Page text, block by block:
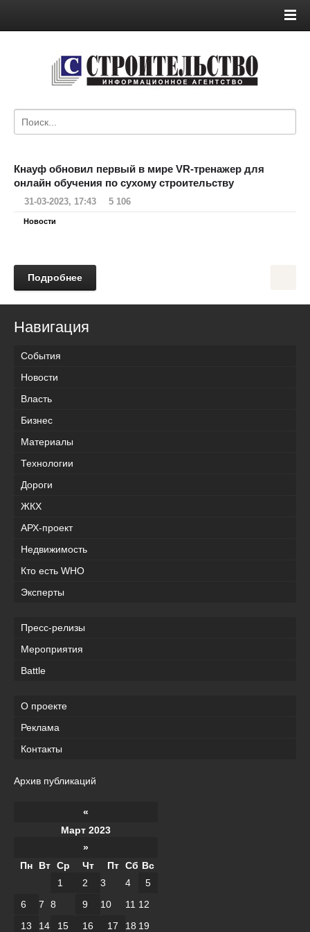
Кнауф обновил первый в мире VR-тренажер для
онлайн обучения по сухому строительству
31-03-2023, 17:43 5 106
Новости
Подробнее
Навигация
События
Новости
Власть
Бизнес
Материалы
Технологии
Дороги
ЖКХ
АРХ-проект
Недвижимость
Кто есть WHO
Эксперты
Пресс-релизы
Мероприятия
Battle
О проекте
Реклама
Контакты
Архив публикаций
«
Март 2023
»
Пн
Вт Ср Чт Пт Сб Вс
1
2 3 4
5
6
7 8 9 10 11 12
13
14 15 16 17 18 19